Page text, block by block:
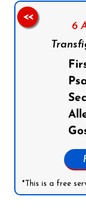
6
*This is a free
<<